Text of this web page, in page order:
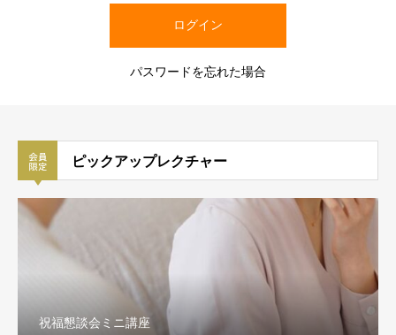
パスワードを忘れた場合
ピックアップレクチャー
祝福懇談会ミニ講座